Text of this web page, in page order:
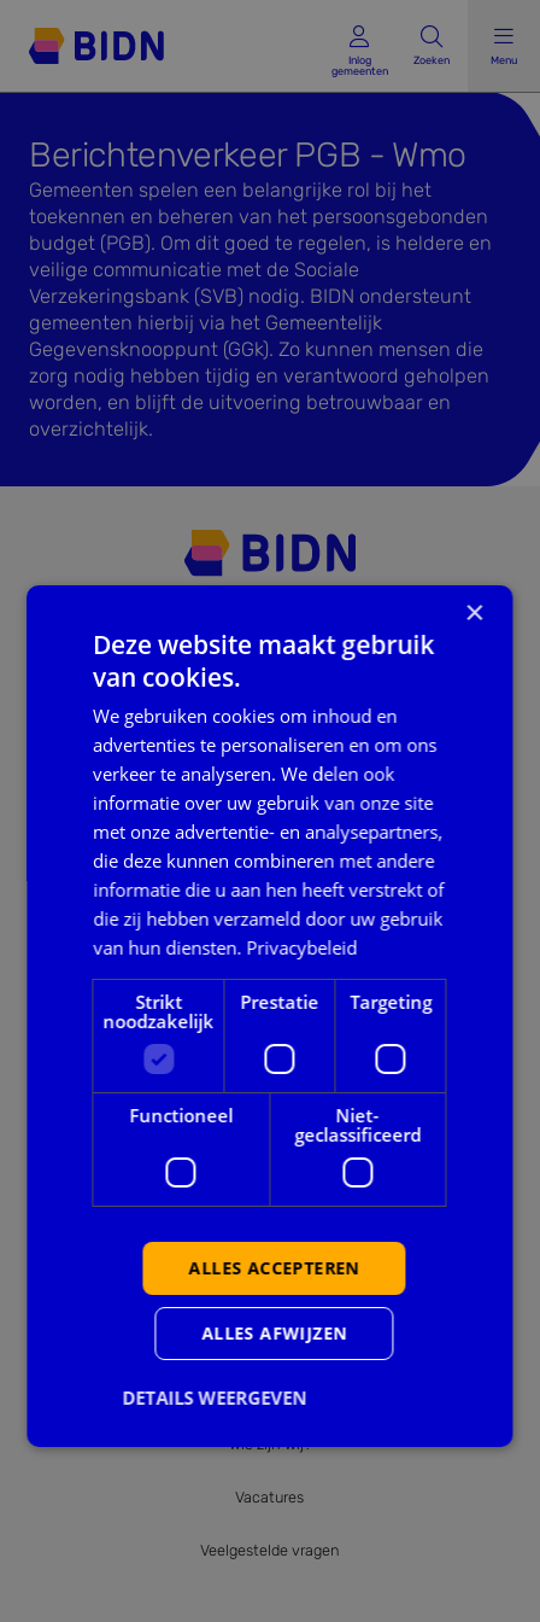
Inlog gemeenten
Inlog
gemeenten
Zoeken Menu
Berichtenverkeer PGB - Wmo
Gemeenten spelen een belangrijke rol bij het
toekennen en beheren van het persoonsgebonden
budget (PGB). Om dit goed te regelen, is heldere en
veilige communicatie met de Sociale
Verzekeringsbank (SVB) nodig. BIDN ondersteunt
gemeenten hierbij via het Gemeentelijk
Gegevensknooppunt (GGk). Zo kunnen mensen die
zorg nodig hebben tijdig en verantwoord geholpen
worden, en blijft de uitvoering betrouwbaar en
overzichtelijk.
3501 DE Utrecht
KvK: 27244197
Servicedesk
0800 222 11 22
Receptie
088 514 16 00
Onze dienstverlening
Alle thema's
Privacy en veiligheid
Downloads
Nieuws
Over BIDN
Wie zijn wij?
Vacatures
Veelgestelde vragen
×
Deze website maakt gebruik
van cookies.
We gebruiken cookies om inhoud en
advertenties te personaliseren en om ons
verkeer te analyseren. We delen ook
informatie over uw gebruik van onze site
met onze advertentie- en analysepartners,
die deze kunnen combineren met andere
informatie die u aan hen heeft verstrekt of
die zij hebben verzameld door uw gebruik
van hun diensten. Privacybeleid
Strikt
noodzakelijk
Prestatie Targeting
Functioneel
Niet-
geclassificeerd
ALLES ACCEPTEREN
ALLES AFWIJZEN
DETAILS WEERGEVEN
Strikt noodzakelijk Prestatie